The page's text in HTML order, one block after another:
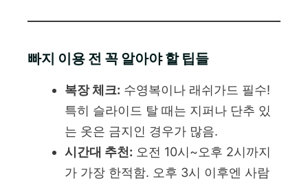
빠지 이용 전 꼭 알아야 할 팁들
복장 체크: 수영복이나 래쉬가드 필수!
특히 슬라이드 탈 때는 지퍼나 단추 있
는 옷은 금지인 경우가 많음.
시간대 추천: 오전 10시~오후 2시까지
가 가장 한적함. 오후 3시 이후엔 사람